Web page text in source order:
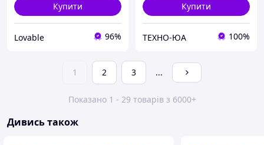
Купити
Lovable 96%
Купити
ТЕХНО-ЮА 100%
1 2 3 ...
Показано 1 - 29 товарів з 6000+
Дивись також